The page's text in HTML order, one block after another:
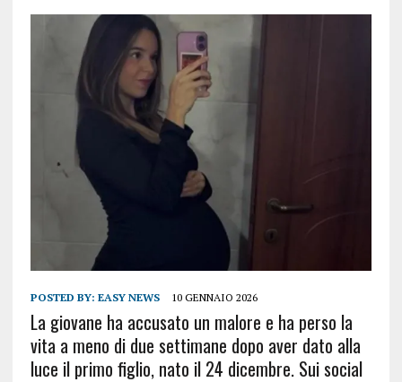
POSTED BY: EASY NEWS 10 GENNAIO 2026
La giovane ha accusato un malore e ha perso la
vita a meno di due settimane dopo aver dato alla
luce il primo figlio, nato il 24 dicembre. Sui social